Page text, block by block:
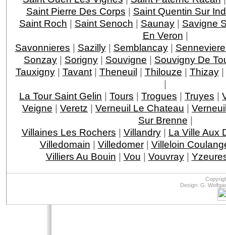
Saint Pierre Des Corps | Saint Quentin Sur
Saint Roch | Saint Senoch | Saunay | Savigne
En Veron |
Savonnieres | Sazilly| Semblancay|
Sonzay | Sorigny | Souvigne | Souvigny De
Tauxigny| Tavant| Theneuil | Thilouze | Thizay|
|
La Tour Saint Gelin | Tours | Trogues | Truyes |
Veigne | Veretz | Verneuil Le Chateau |
Sur Brenne |
Villaines Les Rochers | Villandry| La Ville Aux
Villedomain | Villedomer| Villeloin
Villiers Au Bouin | Vou | Vouvray|
Design: G.